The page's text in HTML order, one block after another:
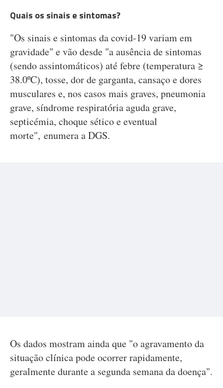
Quais os sinais e sintomas?
"Os sinais e sintomas da covid-19 variam em
gravidade" e vão desde "a ausência de sintomas
(sendo assintomáticos) até febre (temperatura ≥
38.0ºC), tosse, dor de garganta, cansaço e dores
musculares e, nos casos mais graves, pneumonia
grave, síndrome respiratória aguda grave,
septicémia, choque sético e eventual
morte", enumera a DGS.
Os dados mostram ainda que "o agravamento da
situação clínica pode ocorrer rapidamente,
geralmente durante a segunda semana da doença".